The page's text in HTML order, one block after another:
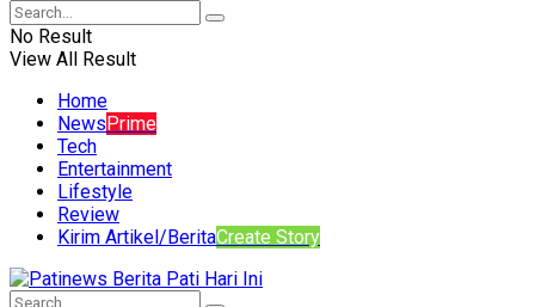
No Result
View All Result
Home
NewsPrime
Tech
Entertainment
Lifestyle
Review
Kirim Artikel/BeritaCreate Story